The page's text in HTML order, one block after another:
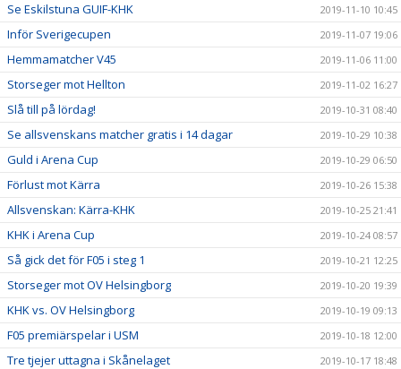
Se Eskilstuna GUIF-KHK 2019-11-10 10:45
Inför Sverigecupen 2019-11-07 19:06
Hemmamatcher V45 2019-11-06 11:00
Storseger mot Hellton 2019-11-02 16:27
Slå till på lördag! 2019-10-31 08:40
Se allsvenskans matcher gratis i 14 dagar 2019-10-29 10:38
Guld i Arena Cup 2019-10-29 06:50
Förlust mot Kärra 2019-10-26 15:38
Allsvenskan: Kärra-KHK 2019-10-25 21:41
KHK i Arena Cup 2019-10-24 08:57
Så gick det för F05 i steg 1 2019-10-21 12:25
Storseger mot OV Helsingborg 2019-10-20 19:39
KHK vs. OV Helsingborg 2019-10-19 09:13
F05 premiärspelar i USM 2019-10-18 12:00
Tre tjejer uttagna i Skånelaget 2019-10-17 18:48